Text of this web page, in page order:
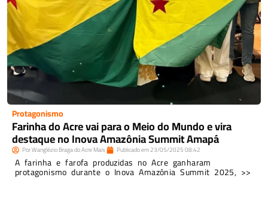
Protagonismo
Farinha do Acre vai para o Meio do Mundo e vira
destaque no Inova Amazônia Summit Amapá
PorWanglézio Braga do Acre Mais Publicado em23/05/202508:42
A farinha e farofa produzidas no Acre ganharam
protagonismo durante o Inova Amazônia Summit 2025, >>